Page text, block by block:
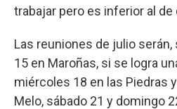
trabajar pero es inferior al de
Las reuniones de julio
15 en Maroñas, si se logra
miércoles 18 en las Piedras
Melo, sábado 21 y domingo